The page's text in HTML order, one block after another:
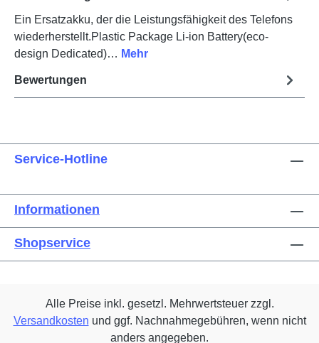
Ein Ersatzakku, der die Leistungsfähigkeit des Telefons
wiederherstellt.Plastic Package Li-ion Battery(eco-
design Dedicated)… Mehr
Bewertungen
Service-Hotline
Informationen
Shopservice
Alle Preise inkl. gesetzl. Mehrwertsteuer zzgl.
Versandkosten und ggf. Nachnahmegebühren, wenn nicht
anders angegeben.